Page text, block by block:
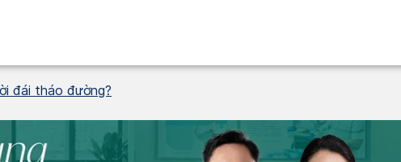
đái tháo đường?